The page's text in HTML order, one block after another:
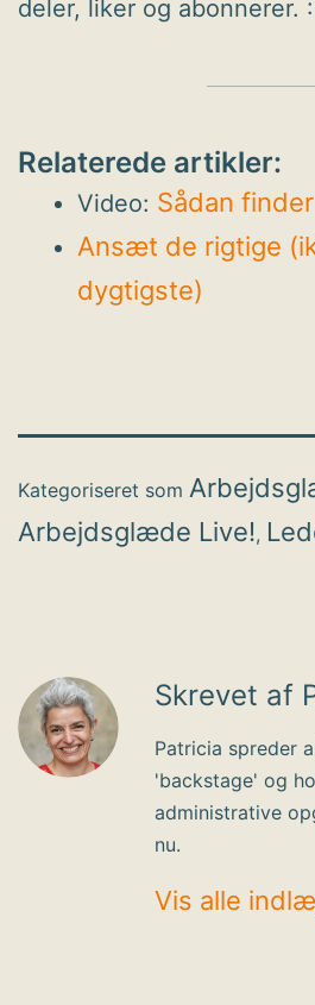
deler, liker og abonnerer.
Relaterede artikler:
Video: Sådan
Ansæt de rigtige
dygtigste)
Kategoriseret som
Arbejdsglæde Live!,
Skrevet af
Patricia spreder
'backstage' og
administrative
nu.
Vis alle